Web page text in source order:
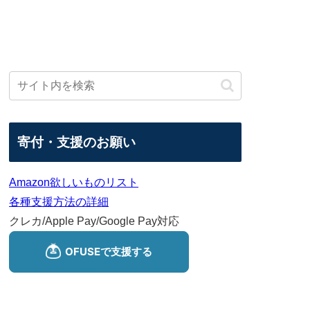
寄付・支援のお願い
Amazon欲しいものリスト
各種支援方法の詳細
クレカ/Apple Pay/Google Pay対応